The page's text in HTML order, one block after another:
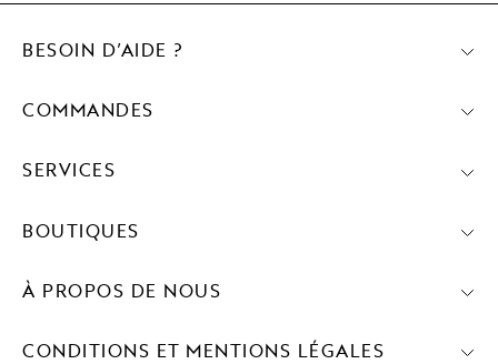
BESOIN D’AIDE ?
COMMANDES
SERVICES
BOUTIQUES
À PROPOS DE NOUS
CONDITIONS ET MENTIONS LÉGALES